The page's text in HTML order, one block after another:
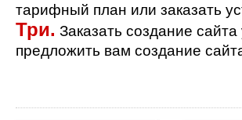
тарифный план или заказать
Три. Заказать создание
предложить вам создание